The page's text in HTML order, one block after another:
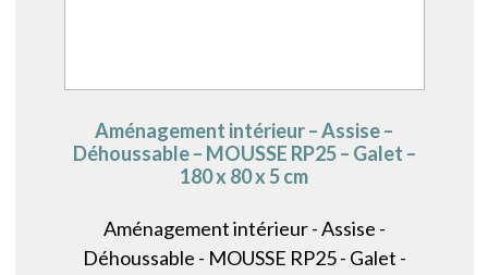
Aménagement intérieur – Assise –
Déhoussable – MOUSSE RP25 – Galet –
180 x 80 x 5 cm
Aménagement intérieur - Assise -
Déhoussable - MOUSSE RP25 - Galet -